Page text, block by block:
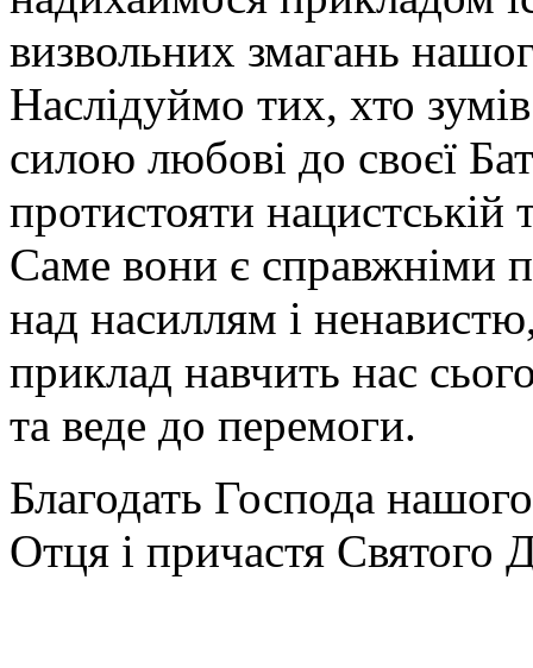
визвольних змагань
Наслідуймо тих, хто
силою любові до своєї
протистояти нацистській
Саме вони є справжніми
над насиллям і
приклад навчить нас
та веде до перемоги.
Благодать Господа
Отця і причастя Святого